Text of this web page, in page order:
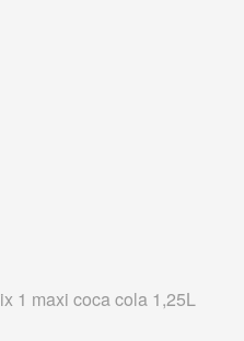
1 maxi coca cola 1,25L